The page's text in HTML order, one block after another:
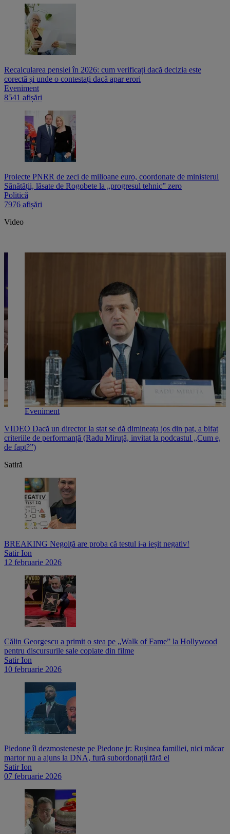
Recalcularea pensiei în 2026: cum verificați dacă decizia este
corectă și unde o contestați dacă apar erori
Eveniment
8541 afișări
Proiecte PNRR de zeci de milioane euro, coordonate de ministerul
Sănătății, lăsate de Rogobete la „progresul tehnic” zero
Politică
7976 afișări
Video
Eveniment
VIDEO Dacă un director la stat se dă dimineața jos din pat, a bifat
criteriile de performanță (Radu Miruță, invitat la podcastul „Cum e,
de fapt?”)
Satiră
BREAKING Negoiță are proba că testul i-a ieșit negativ!
Satir Ion
12 februarie 2026
Călin Georgescu a primit o stea pe „Walk of Fame” la Hollywood
pentru discursurile sale copiate din filme
Satir Ion
10 februarie 2026
Piedone îl dezmoștenește pe Piedone jr: Rușinea familiei, nici măcar
martor nu a ajuns la DNA, fură subordonații fără el
Satir Ion
07 februarie 2026